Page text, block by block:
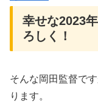
幸せな2023
ろしく！
そんな岡田監督で
ります。